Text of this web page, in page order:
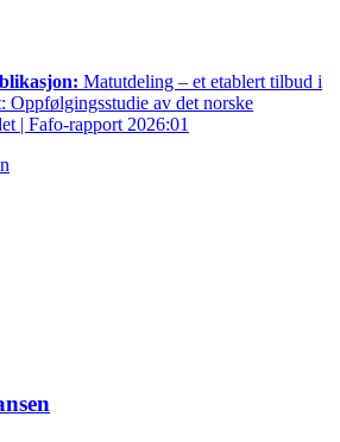
Matutdeling – et etablert tilbud i
Oppfølgingsstudie av det norske
| Fafo-rapport 2026:01